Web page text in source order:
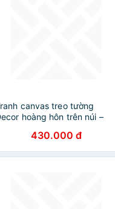
canvas treo tường
hoàng hôn trên núi –
430.000 đ